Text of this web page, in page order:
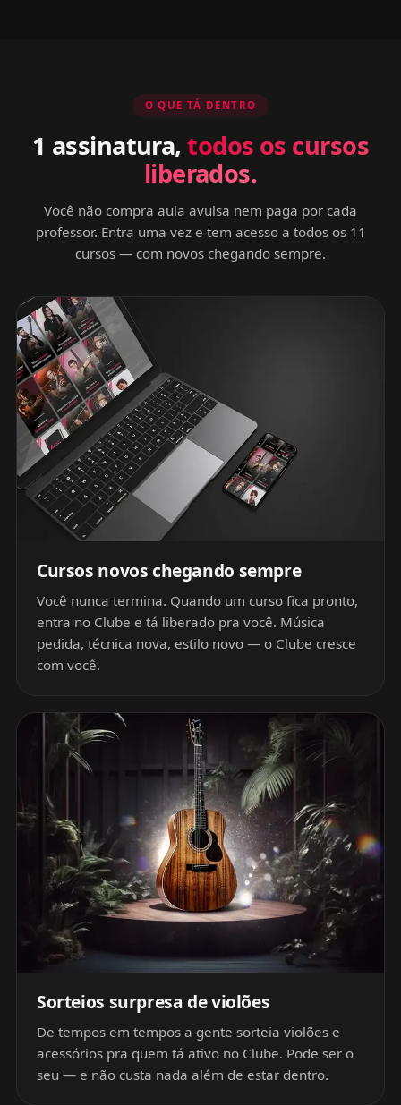
O QUE TÁ DENTRO
1 assinatura,todos os cursos
liberados.
Você não compra aula avulsa nem paga por cada
professor. Entra uma vez e tem acesso a todos os 11
cursos — com novos chegando sempre.
Cursos novos chegando sempre
Você nunca termina. Quando um curso fica pronto,
entra no Clube e tá liberado pra você. Música
pedida, técnica nova, estilo novo — o Clube cresce
com você.
Sorteios surpresa de violões
De tempos em tempos a gente sorteia violões e
acessórios pra quem tá ativo no Clube. Pode ser o
seu — e não custa nada além de estar dentro.